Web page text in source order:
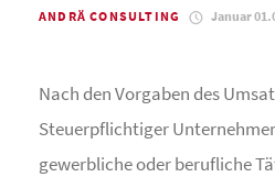
ANDRÄ CONSULTING Januar
Nach den Vorgaben des
Steuerpflichtiger
gewerbliche oder berufliche